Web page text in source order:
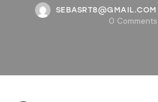
SEBASRT8@GMAIL.COM
0 Comments